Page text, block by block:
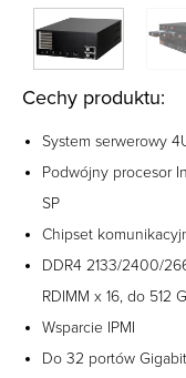
Cechy produktu:
System serwerowy
Podwójny procesor
SP
Chipset
DDR4 2133/2400/
RDIMM x 16, do 512
Wsparcie IPMI
Do 32 portów